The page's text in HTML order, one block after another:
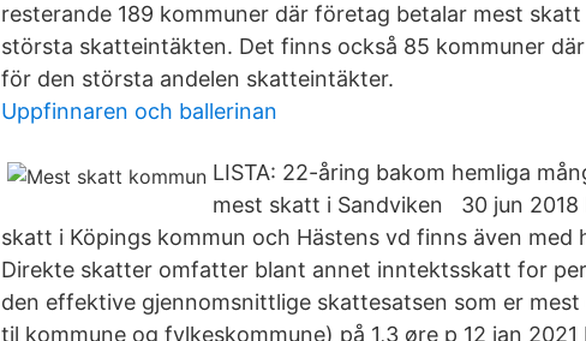
resterande 189 kommuner där företag betalar mest
största skatteintäkten. Det finns också 85 kommuner
för den största andelen skatteintäkter.
Uppfinnaren och ballerinan
LISTA: 22-åring bakom hemliga
mest skatt i Sandviken 30 jun 2018
skatt i Köpings kommun och Hästens vd finns även med
Direkte skatter omfatter blant annet inntektsskatt for
den effektive gjennomsnittlige skattesatsen som er
til kommune og fylkeskommune) på 1,3 øre p 12 jan